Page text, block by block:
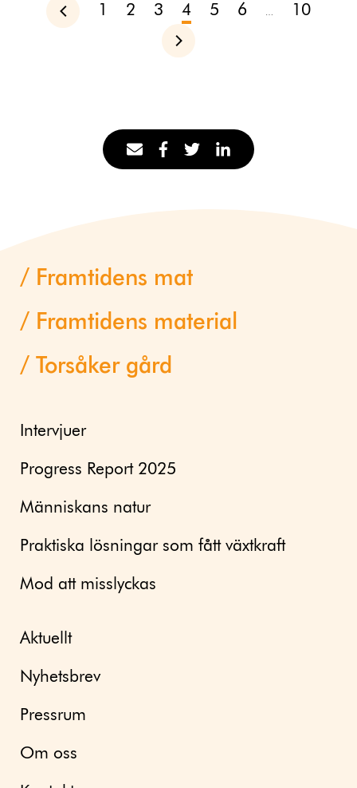
Föregående
1 2 3 4 5 6 10
Nästa
Framtidens mat
Framtidens material
Torsåker gård
Intervjuer
Progress Report 2025
Människans natur
Praktiska lösningar som fått växtkraft
Mod att misslyckas
Aktuellt
Nyhetsbrev
Pressrum
Om oss